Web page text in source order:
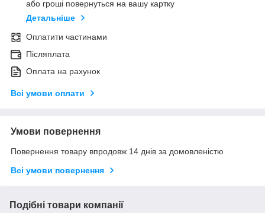
або гроші повернуться на вашу картку
Детальніше
Оплатити частинами
Післяплата
Оплата на рахунок
Всі умови оплати
Умови повернення
Повернення товару впродовж 14 днів за домовленістю
Всі умови повернення
Подібні товари компанії